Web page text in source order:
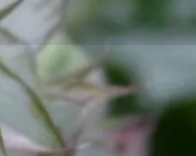
merken